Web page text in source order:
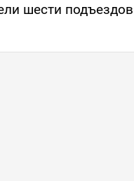
шести подъездов